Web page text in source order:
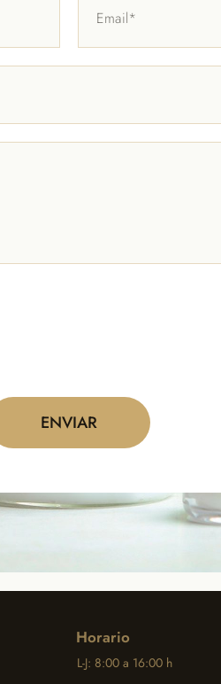
ENVIAR
Horario
L-J: 8:00 a 16:00 h